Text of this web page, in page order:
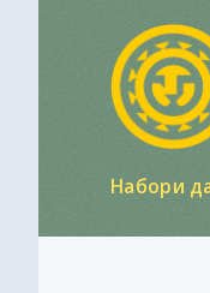
Набори